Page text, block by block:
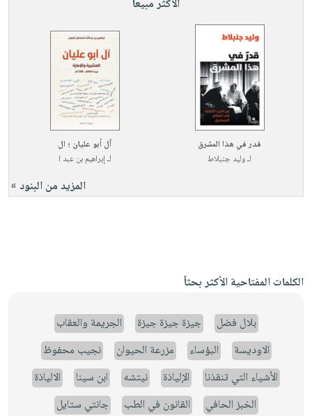
الأكثر مبيعاً
قدر في هذا المشرق
لـوليد جنبلاط
آل أبو عليان ؛ ال
لـإبراهيم بن عبد ا
المزيد من البنود »
الكلمات المفتاحية الأكثر بحثاً
بلال فضل جيزة جيزة جيزة
الجريمة والعقاب
الاوديسة
البؤساء مزرعة الحيوان
نجيب محفوظ
الأشياء التي تنقذنا
الإلياذة نيتشه ابن سينا
الالياذة
الخبز الحافي
القانون في الطب
جانتي ستايل